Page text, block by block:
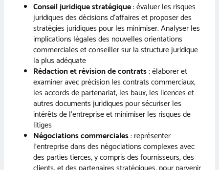
Conseil juridique stratégique: évaluer les risques
juridiques des décisions d’affaires et proposer des
stratégies juridiques pour les minimiser. Analyser les
implications légales des nouvelles orientations
commerciales et conseiller sur la structure juridique
la plus adéquate
Rédaction et révision de contrats: élaborer et
examiner avec précision les contrats commerciaux,
les accords de partenariat, les baux, les licences et
autres documents juridiques pour sécuriser les
intérêts de l’entreprise et minimiser les risques de
litiges
Négociations commerciales: représenter
l’entreprise dans des négociations complexes avec
des parties tierces, y compris des fournisseurs, des